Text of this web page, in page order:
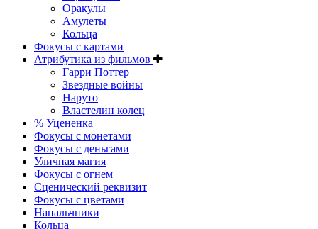
Оракулы
Амулеты
Кольца
Фокусы с картами
Атрибутика из фильмов
Гарри Поттер
Звездные войны
Наруто
Властелин колец
% Уцененка
Фокусы с монетами
Фокусы с деньгами
Уличная магия
Фокусы с огнем
Сценический реквизит
Фокусы с цветами
Напальчники
Кольца